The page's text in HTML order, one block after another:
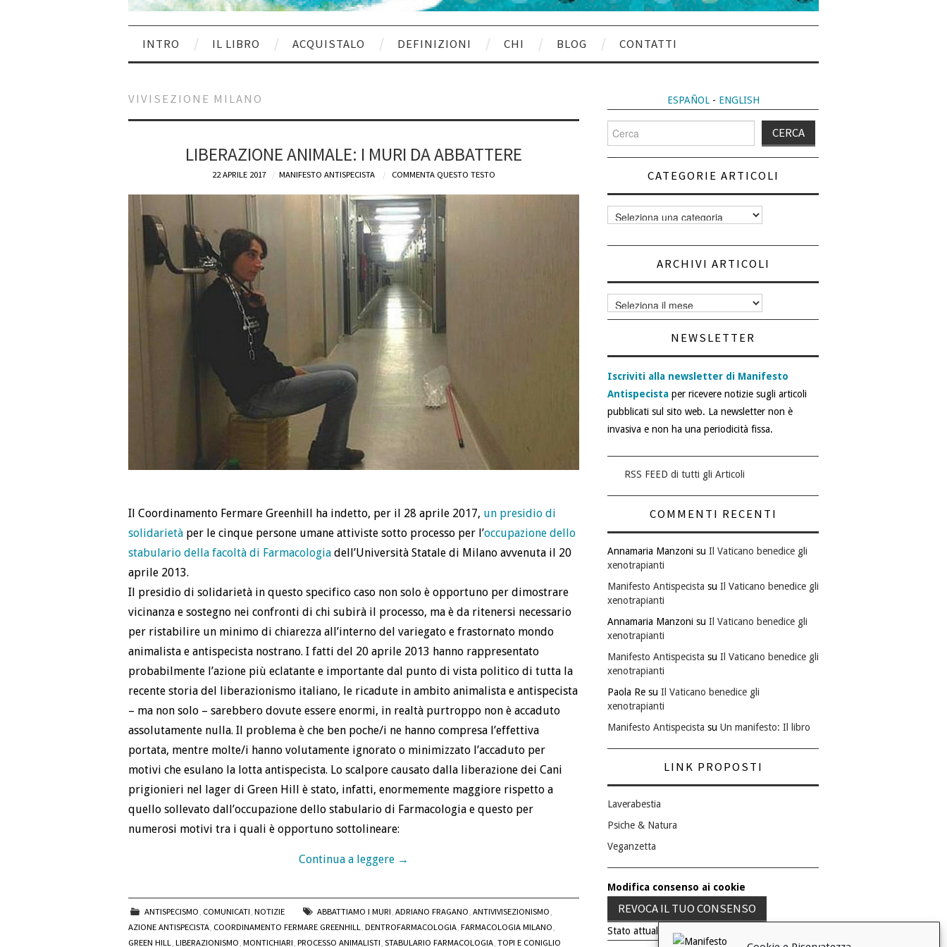
INTRO IL LIBRO ACQUISTALO DEFINIZIONI CHI BLOG CONTATTI
VIVISEZIONE MILANO
LIBERAZIONE ANIMALE: I MURI DA ABBATTERE
22 APRILE 2017 MANIFESTO ANTISPECISTA COMMENTA QUESTO TESTO
Il Coordinamento Fermare Greenhill ha indetto, per il 28 aprile 2017, un presidio di
solidarietà per le cinque persone umane attiviste sotto processo per l’occupazione dello
stabulario della facoltà di Farmacologia dell’Università Statale di Milano avvenuta il 20
aprile 2013.
Il presidio di solidarietà in questo specifico caso non solo è opportuno per dimostrare
vicinanza e sostegno nei confronti di chi subirà il processo, ma è da ritenersi necessario
per ristabilire un minimo di chiarezza all’interno del variegato e frastornato mondo
animalista e antispecista nostrano. I fatti del 20 aprile 2013 hanno rappresentato
probabilmente l’azione più eclatante e importante dal punto di vista politico di tutta la
recente storia del liberazionismo italiano, le ricadute in ambito animalista e antispecista
– ma non solo – sarebbero dovute essere enormi, in realtà purtroppo non è accaduto
assolutamente nulla. Il problema è che ben poche/i ne hanno compresa l’effettiva
portata, mentre molte/i hanno volutamente ignorato o minimizzato l’accaduto per
motivi che esulano la lotta antispecista. Lo scalpore causato dalla liberazione dei Cani
prigionieri nel lager di Green Hill è stato, infatti, enormemente maggiore rispetto a
quello sollevato dall’occupazione dello stabulario di Farmacologia e questo per
numerosi motivi tra i quali è opportuno sottolineare:
Continua a leggere →
ANTISPECISMO, COMUNICATI,NOTIZIE ABBATTIAMO I MURI,ADRIANO FRAGANO,ANTIVIVISEZIONISMO,
AZIONE ANTISPECISTA, COORDINAMENTO FERMARE GREENHILL, DENTROFARMACOLOGIA, FARMACOLOGIA MILANO,
GREEN HILL, LIBERAZIONISMO, MONTICHIARI, PROCESSO ANIMALISTI, STABULARIO FARMACOLOGIA, TOPI E CONIGLIO
ESPAÑOL- ENGLISH
per:
CATEGORIE ARTICOLI
Categorie
articoli
ARCHIVI ARTICOLI
Archivi
articoli
NEWSLETTER
Iscriviti alla newsletter di Manifesto
Antispecista per ricevere notizie sugli articoli
pubblicati sul sito web. La newsletter non è
invasiva e non ha una periodicità fissa.
RSS FEED di tutti gli Articoli
COMMENTI RECENTI
Annamaria Manzoni su Il Vaticano benedice gli
xenotrapianti
Manifesto Antispecista su Il Vaticano benedice gli
xenotrapianti
Annamaria Manzoni su Il Vaticano benedice gli
xenotrapianti
Manifesto Antispecista su Il Vaticano benedice gli
xenotrapianti
Paola Re su Il Vaticano benedice gli
xenotrapianti
Manifesto Antispecista su Un manifesto: Il libro
LINK PROPOSTI
Laverabestia
Psiche & Natura
Veganzetta
Modifica consenso ai cookie
REVOCA IL TUO CONSENSO
Stato attuale: Negato